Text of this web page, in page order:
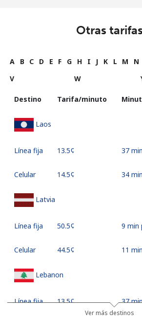
Otras tarifas
A B C D E F G H I J K L M N
V
W
Destino Tarifa/minuto
Laos
Línea fija ⁦13.5¢⁩ 37
Celular ⁦14.5¢⁩ 34
Latvia
Línea fija ⁦50.5¢⁩ 9 min
Celular ⁦44.5¢⁩ 11
Lebanon
Línea fija ⁦13.5¢⁩ 37
Ver más destinos